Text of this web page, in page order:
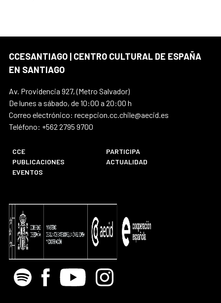
CCESANTIAGO | CENTRO CULTURAL DE ESPAÑA
EN SANTIAGO
Av. Providencia 927, (Metro Salvador)
De lunes a sábado, de 10:00 a 20:00 h
Correo electrónico: recepcion.cc.chile@aecid.es
Teléfono: +562 2795 9700
CCE
PARTICIPA
PUBLICACIONES
ACTUALIDAD
EVENTOS
Spotify Facebook
Youtube Instagram